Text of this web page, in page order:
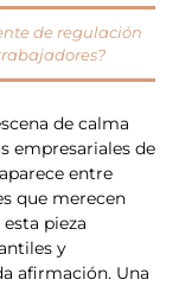
de regulación
de calma
empresariales de
entre
que merecen
pieza
y
afirmación. Una